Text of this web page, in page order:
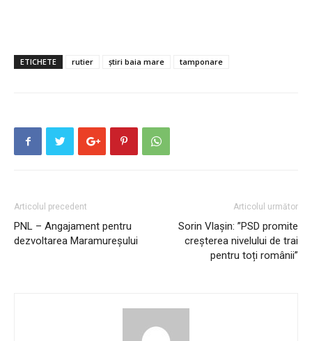
ETICHETE rutier știri baia mare tamponare
Articolul precedent
PNL – Angajament pentru
dezvoltarea Maramureșului
Articolul următor
Sorin Vlașin: ”PSD promite
creșterea nivelului de trai
pentru toți românii”